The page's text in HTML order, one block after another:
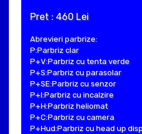
Pret : 460 Lei
Abrevieri parbrize:
P:Parbriz clar
P+V:Parbriz cu tenta verde
P+S:Parbriz cu parasolar
P+SE:Parbriz cu senzor
P+I:Parbriz cu incalzire
P+H:Parbriz heliomat
P+C:Parbriz cu camera
P+Hud:Parbriz cu head up